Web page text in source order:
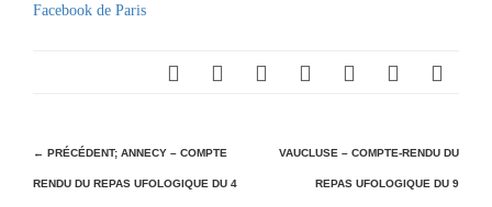
Facebook de Paris
N
a
← PRÉCÉDENT; ANNECY – COMPTE
RENDU DU REPAS UFOLOGIQUE DU 4
VAUCLUSE – COMPTE-RENDU DU
REPAS UFOLOGIQUE DU 9